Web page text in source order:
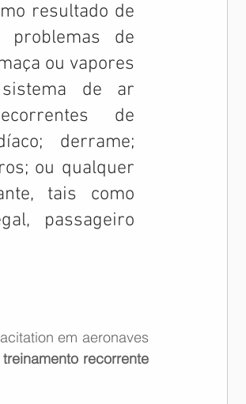
resultado de
problemas de
ou vapores
de ar
de
derrame;
ou qualquer
tais como
passageiro
em aeronaves
recorrente